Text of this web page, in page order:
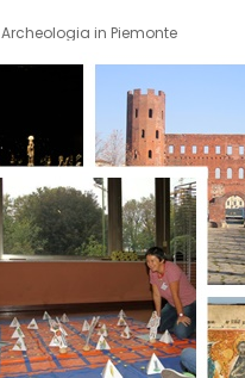
Archeologia in Piemonte